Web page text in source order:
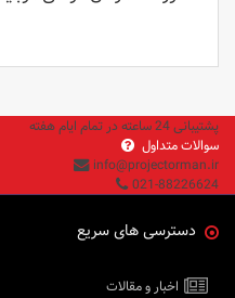
پشتیبانی 24 ساعته در تمام ایام هفته
سوالات متداول
info@projectorman.ir
021-88226624
دسترسی های سریع
اخبار و مقالات